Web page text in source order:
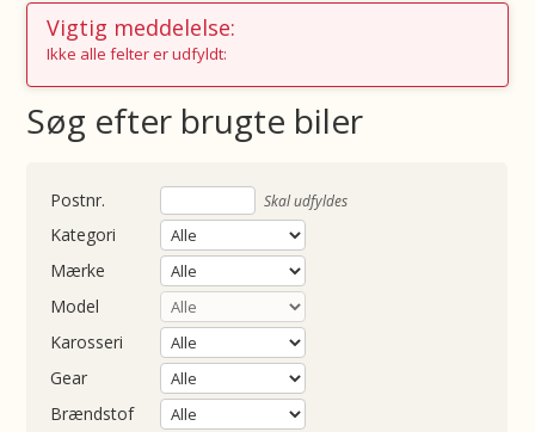
Vigtig meddelelse:
Ikke alle felter er udfyldt:
Søg efter brugte biler
Skal udfyldes
Kategori
Mærke
Model
Karosseri
Gear
Brændstof